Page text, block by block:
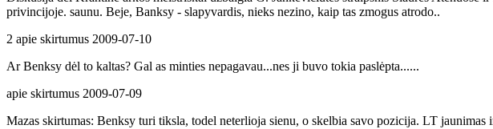
privincijoje. saunu. Beje, Banksy - slapyvardis, nieks nezino, kaip tas zmogus atrodo..
2 apie skirtumus 2009-07-10
Ar Benksy dėl to kaltas? Gal as minties nepagavau...nes ji buvo tokia paslėpta......
apie skirtumus 2009-07-09
Mazas skirtumas: Benksy turi tiksla, todel neterlioja sienu, o skelbia savo pozicija. LT jaunimas